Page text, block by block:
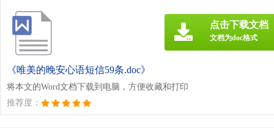
《唯美的晚安心语短信59条.doc》
将本文的Word文档下载到电脑，方便收藏和打印
推荐度：
点击下载文档
文档为doc格式